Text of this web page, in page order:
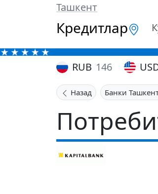
Ташкент
Кредитлар
RUB 146
Назад Банки